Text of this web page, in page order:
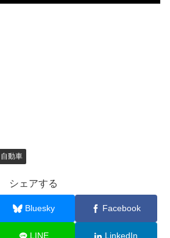
自動車
シェアする
Bluesky Facebook
LINE LinkedIn